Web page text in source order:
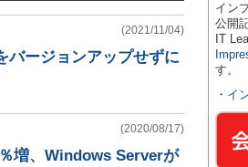
(2021/11/04)
バージョンアップせずに
(2020/08/17)
増、Windows Serverが
イン
公開
IT
す。
・ イ